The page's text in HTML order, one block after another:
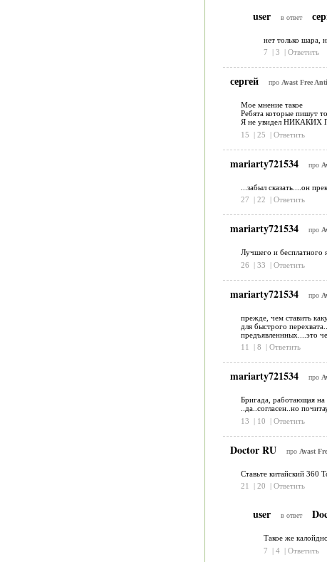
user в ответ
нет только шара,
7
| 3 | Ответить
сергей про Avast Free
Мое мнение такое
Ребята которые пишут
Я не увидел НИКАКИХ
15
| 25 | Ответить
mariarty721534 про
...забыл сказать....он
27
| 22 | Ответить
mariarty721534 про
Лучшего и бесплатного
26
| 33 | Ответить
mariarty721534 про
прежде, чем ставить
для быстрого
предъявленнных....это
11
| 8 | Ответить
mariarty721534 про
Бригада, работающая
..да..согласен..но
13
| 10 | Ответить
Doctor RU про Avast
Ставьте китайский 360
21
| 20 | Ответить
user в ответ
Такое же
7
| 4 | Ответить